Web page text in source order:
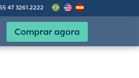
47 3261.2222
Comprar agora